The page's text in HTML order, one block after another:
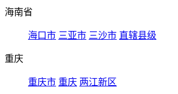
海南省
海口市 三亚市 三沙市 直辖县级
重庆
重庆市 重庆 两江新区